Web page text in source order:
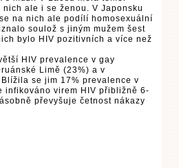
ale i se ženou. V Japonsku
na nich ale podílí homosexuální
soulož s jiným mužem šest
bylo HIV pozitivních a více než
HIV prevalence v gay
Limě (23%) a v
se jim 17% prevalence v
infikováno virem HIV přibližně 6-
převyšuje četnost nákazy